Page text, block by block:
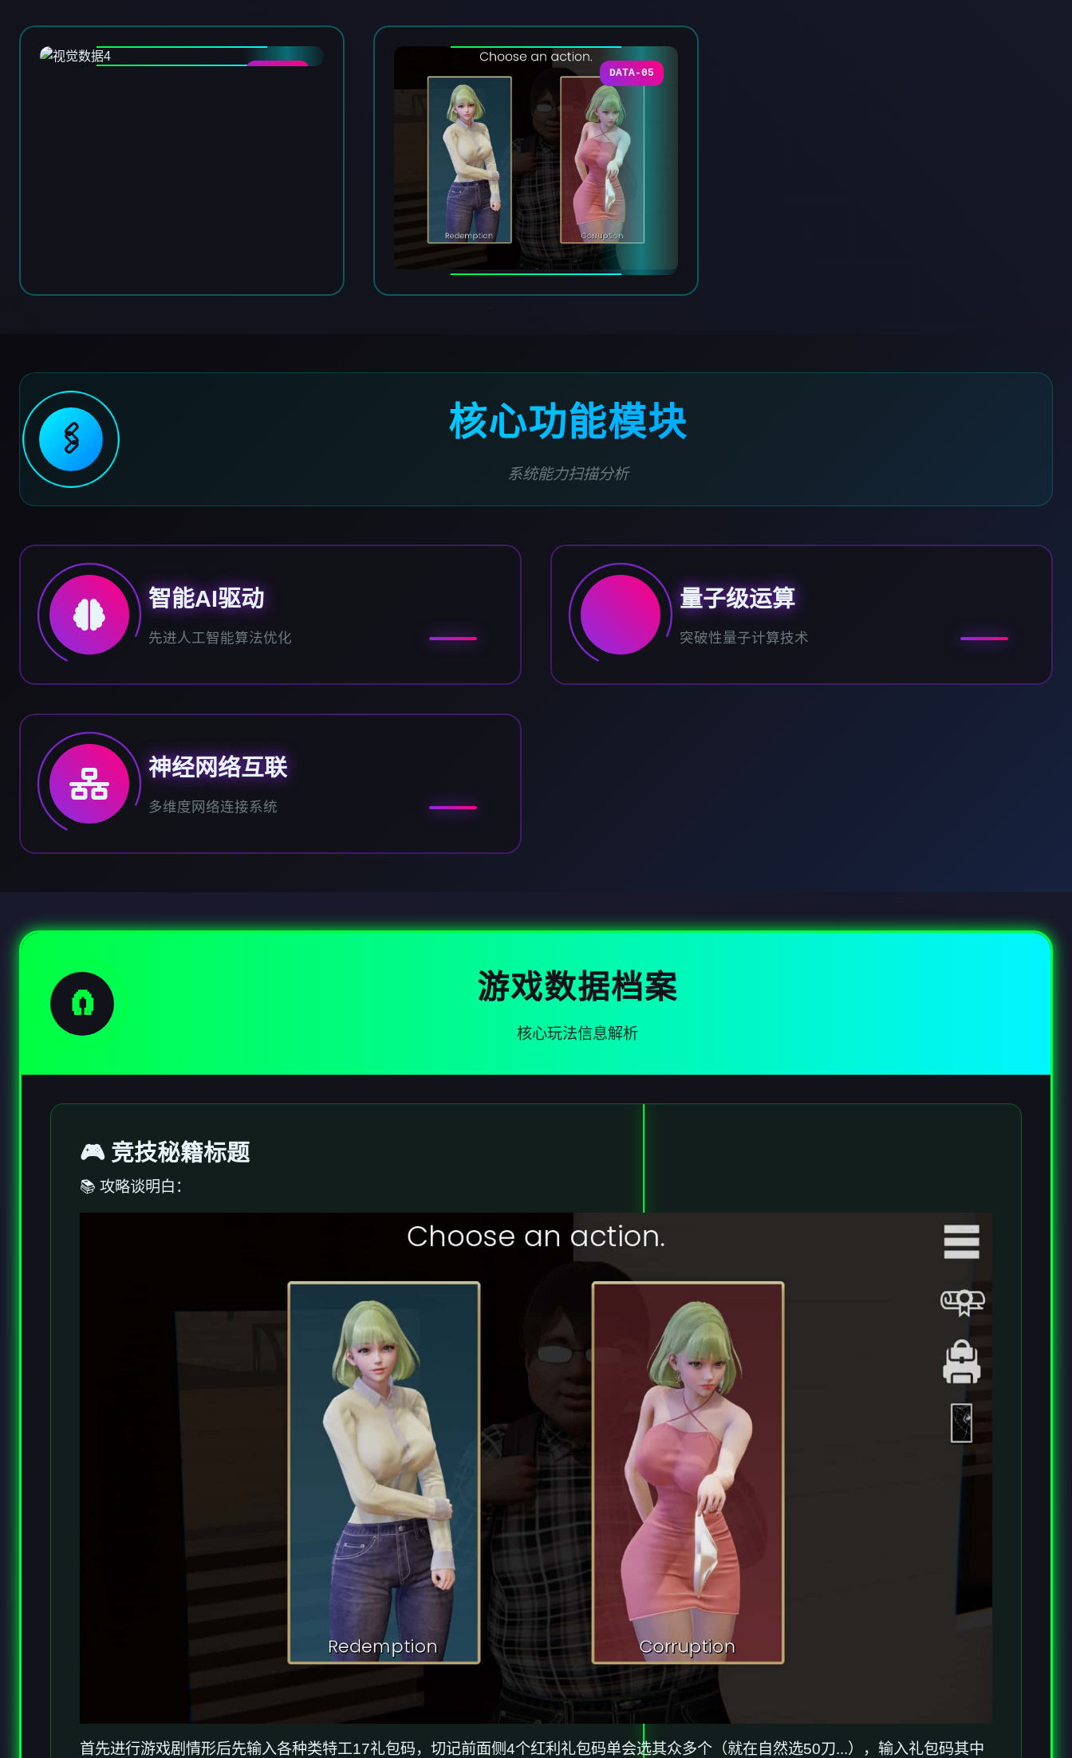
DATA-05
🖇️ 核心功能模块
系统能力扫描分析
智能AI驱动
先进人工智能算法优化
量子级运算
突破性量子计算技术
神经网络互联
多维度网络连接系统
🧲 游戏数据档案
核心玩法信息解析
🎮 竞技秘籍标题
📚 攻略谈明白：
首先进行游戏剧情形后先输入各种类特工17礼包码，切记前面侧4个红利礼包码单会选其众多个（就在自然选50刀...），输入礼包码其中